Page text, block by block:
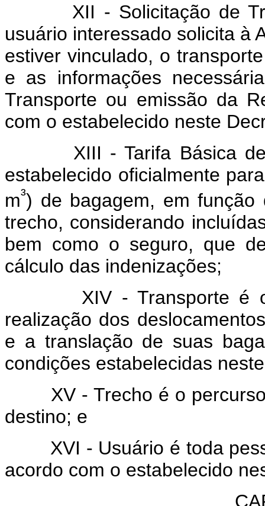
XII - Solicitação de
usuário interessado solicita à
estiver vinculado, o
e as informações
Transporte ou emissão da
com o estabelecido neste
XIII - Tarifa Básica de
estabelecido oficialmente
m³) de bagagem, em função
trecho, considerando
bem como o seguro, que
cálculo das indenizações;
XIV - Transporte é o
realização dos
e a translação de suas
condições estabelecidas
XV - Trecho é o percurso
destino; e
XVI - Usuário é toda
acordo com o estabelecido